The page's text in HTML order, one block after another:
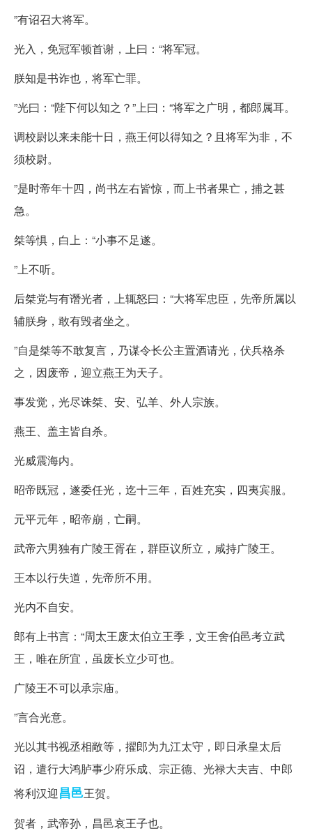
”有诏召大将军。
光入，免冠军顿首谢，上曰：“将军冠。
朕知是书诈也，将军亡罪。
”光曰：“陛下何以知之？”上曰：“将军之广明，都郎属耳。
调校尉以来未能十日，燕王何以得知之？且将军为非，不
须校尉。
”是时帝年十四，尚书左右皆惊，而上书者果亡，捕之甚
急。
桀等惧，白上：“小事不足遂。
”上不听。
后桀党与有谮光者，上辄怒曰：“大将军忠臣，先帝所属以
辅朕身，敢有毁者坐之。
”自是桀等不敢复言，乃谋令长公主置酒请光，伏兵格杀
之，因废帝，迎立燕王为天子。
事发觉，光尽诛桀、安、弘羊、外人宗族。
燕王、盖主皆自杀。
光威震海内。
昭帝既冠，遂委任光，迄十三年，百姓充实，四夷宾服。
元平元年，昭帝崩，亡嗣。
武帝六男独有广陵王胥在，群臣议所立，咸持广陵王。
王本以行失道，先帝所不用。
光内不自安。
郎有上书言：“周太王废太伯立王季，文王舍伯邑考立武
王，唯在所宜，虽废长立少可也。
广陵王不可以承宗庙。
”言合光意。
光以其书视丞相敞等，擢郎为九江太守，即日承皇太后
诏，遣行大鸿胪事少府乐成、宗正德、光禄大夫吉、中郎
将利汉迎昌邑王贺。
贺者，武帝孙，昌邑哀王子也。